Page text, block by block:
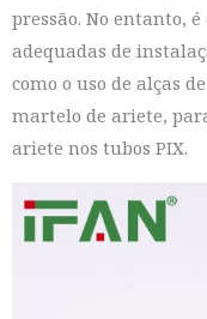
pressão. No entanto,
adequadas de
como o uso de alças
martelo de ariete,
ariete nos tubos PIX.